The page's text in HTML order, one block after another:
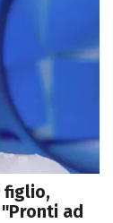
figlio,
ad